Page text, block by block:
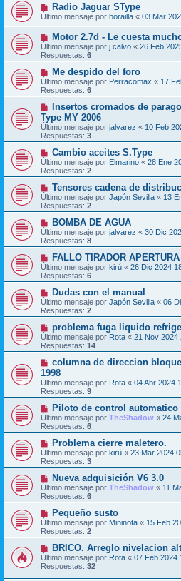
Radio Jaguar SType
Último mensaje por borailla « 03 Mar
Motor 2.7d - Le cuesta
Último mensaje por j.calvo « 26 Feb
Respuestas: 6
Me despido del foro
Último mensaje por Perracomax « 17
Respuestas: 6
Insertos cromados de
Type MY 2006
Último mensaje por jalvarez « 10 Feb
Respuestas: 3
Cambio aceites S.Type
Último mensaje por Elmarino « 28 Ene
Respuestas: 2
Tensores cadena de
Último mensaje por Japón Sevilla « 13
Respuestas: 2
BOMBA DE AGUA
Último mensaje por jalvarez « 30 Dic
Respuestas: 8
FALLO TIRADOR
Último mensaje por kirú « 26 Dic 2024
Respuestas: 6
Dudas con el manual
Último mensaje por Japón Sevilla « 06
Respuestas: 2
problema fuga liquido
Último mensaje por Rota « 21 Nov 2024
Respuestas: 14
columna de direccion
1998
Último mensaje por Rota « 04 Abr 2024
Respuestas: 9
Piloto de control automatico
Último mensaje por TheShadow « 24
Respuestas: 6
Problema cierre maletero.
Último mensaje por kirú « 23 Mar 2024
Respuestas: 3
Nueva adquisición V6 3.0
Último mensaje por TheShadow « 11
Respuestas: 6
Pequeño susto
Último mensaje por Mininota « 15 Feb
Respuestas: 2
BRICO. Arreglo nivelacion
Último mensaje por Rota « 07 Feb 2024
Respuestas: 32